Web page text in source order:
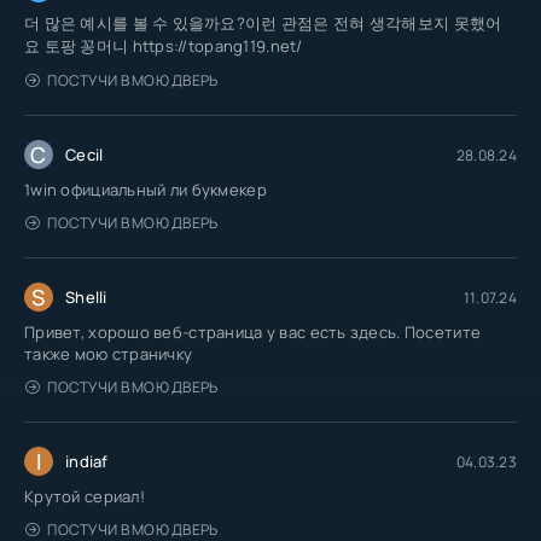
더 많은 예시를 볼 수 있을까요?이런 관점은 전혀 생각해보지 못했어
요 토팡 꽁머니 https://topang119.net/
ПОСТУЧИ В МОЮ ДВЕРЬ
C Cecil 28.08.24
1win официальный ли букмекер
ПОСТУЧИ В МОЮ ДВЕРЬ
S Shelli 11.07.24
Привет, хорошо веб-страница у вас есть здесь. Посетите
также мою страничку
ПОСТУЧИ В МОЮ ДВЕРЬ
I indiaf 04.03.23
Крутой сериал!
ПОСТУЧИ В МОЮ ДВЕРЬ